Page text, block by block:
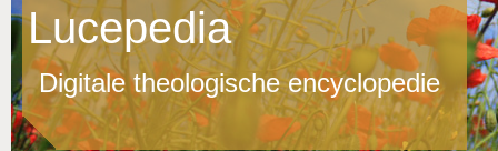
Lucepedia
Digitale theologische encyclopedie